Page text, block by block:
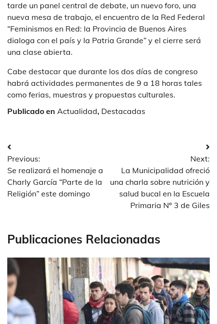
tarde un panel central de debate, un nuevo foro, una
nueva mesa de trabajo, el encuentro de la Red Federal
“Feminismos en Red: la Provincia de Buenos Aires
dialoga con el país y la Patria Grande” y el cierre será
una clase abierta.
Cabe destacar que durante los dos días de congreso
habrá actividades permanentes de 9 a 18 horas tales
como ferias, muestras y propuestas culturales.
Publicado en Actualidad, Destacadas
Navegación
de
entradas
Previous:
Se realizará el homenaje a
Charly García “Parte de la
Religión” este domingo
Next:
La Municipalidad ofreció
una charla sobre nutrición y
salud bucal en la Escuela
Primaria Nº 3 de Giles
Publicaciones Relacionadas